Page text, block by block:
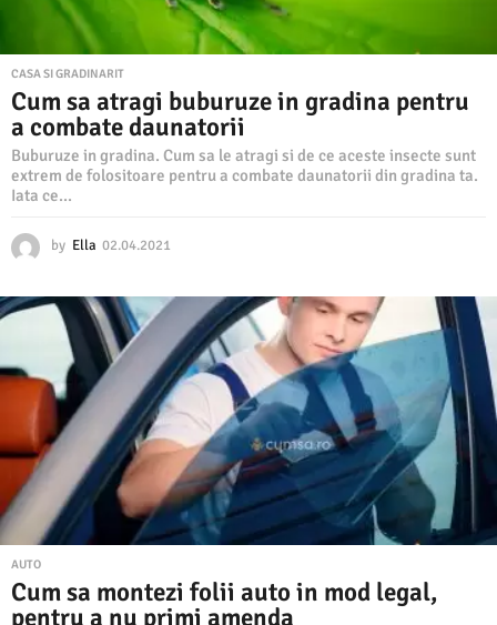
CASA SI GRADINARIT
Cum sa atragi buburuze in gradina pentru
a combate daunatorii
Buburuze in gradina. Cum sa le atragi si de ce aceste insecte sunt
extrem de folositoare pentru a combate daunatorii din gradina ta.
Iata ce...
by Ella 02.04.2021
.
2
0
2
1
AUTO
Cum sa montezi folii auto in mod legal,
pentru a nu primi amenda